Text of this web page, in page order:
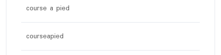
course a pied
courseapied